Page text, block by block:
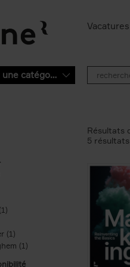
Vacatures
Sélectionnez une catégorie
Apply Isabel Verstraete filter
(1) Apply Jozefien De Feyter filter
(1) Apply Steven Van
Résultats
5 résultats